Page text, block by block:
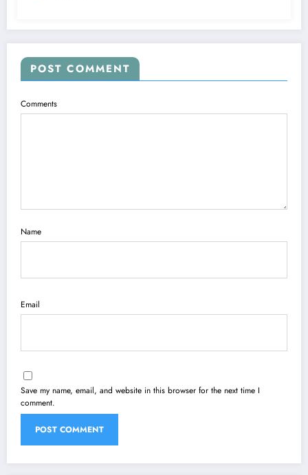
POST COMMENT
Comments
Name
Email
Save my name, email, and website in this browser for the next time I
comment.